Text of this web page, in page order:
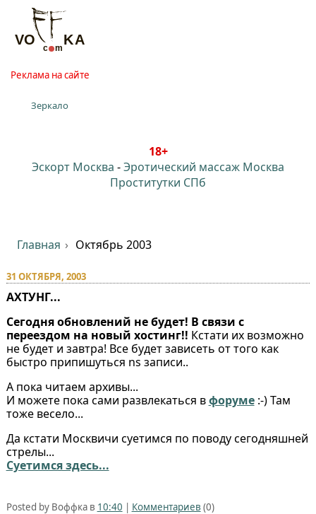
Реклама на сайте
Зеркало
18+
Эскорт Москва -Эротический массаж Москва
Проститутки СПб
Главная Октябрь 2003
31 ОКТЯБРЯ, 2003
АХТУНГ...
Сегодня обновлений не будет! В связи с
переездом на новый хостинг!! Кстати их возможно
не будет и завтра! Все будет зависеть от того как
быстро припишуться ns записи..
А пока читаем архивы...
И можете пока сами развлекаться вфоруме:-) Там
тоже весело...
Да кстати Москвичи суетимся по поводу сегодняшней
стрелы...
Суетимся здесь...
Posted by Воффка в 10:40 | Комментариев (0)